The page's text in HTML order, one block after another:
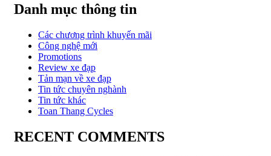
Danh mục thông tin
Các chương trình khuyến mãi
Công nghệ mới
Promotions
Review xe đạp
Tản mạn về xe đạp
Tin tức chuyên nghành
Tin tức khác
Toan Thang Cycles
RECENT COMMENTS